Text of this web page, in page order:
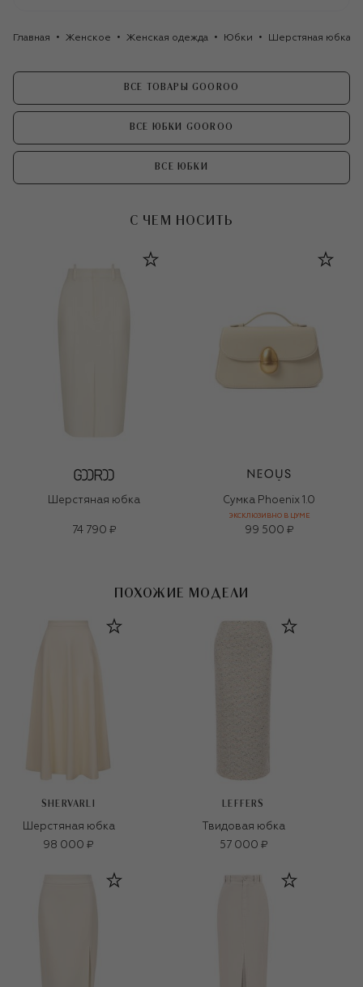
Главная Женское Женская одежда Юбки Шерстяная юбка
ВСЕ ТОВАРЫ GOOROO
ВСЕ ЮБКИ GOOROO
ВСЕ ЮБКИ
С ЧЕМ НОСИТЬ
Шерстяная юбка
74 790 ₽
Сумка Phoenix 1.0
ЭКСКЛЮЗИВНО В ЦУМЕ
99 500 ₽
ПОХОЖИЕ МОДЕЛИ
SHERVARLI
Шерстяная юбка
98 000 ₽
LEFFERS
Твидовая юбка
57 000 ₽